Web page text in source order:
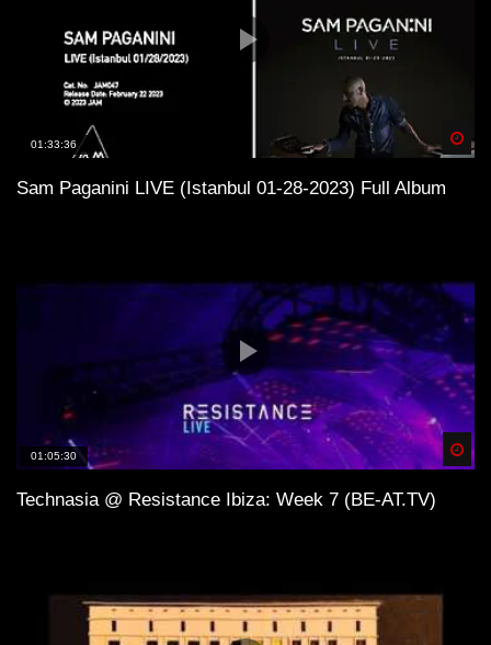
01:33:36
Sam Paganini LIVE (Istanbul 01-28-2023) Full Album
01:05:30
Technasia @ Resistance Ibiza: Week 7 (BE-AT.TV)